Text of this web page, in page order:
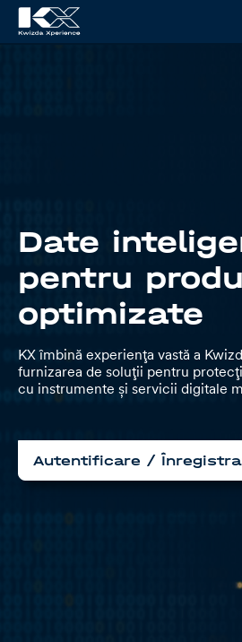
Date
pentru
optimizate
KX îmbină experiența vastă a
furnizarea de soluții pentru
cu instrumente și servicii digitale
Autentificare /